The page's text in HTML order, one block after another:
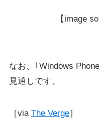
【image
なお、｢Windows
見通しです。
［via The Verge］